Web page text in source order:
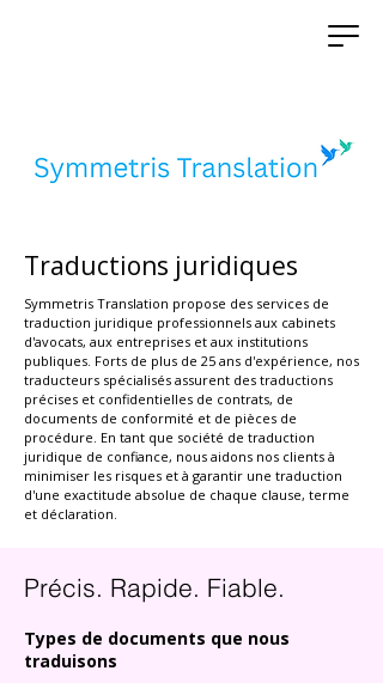
Traductions juridiques
Symmetris Translation propose des services de
traduction juridique professionnels aux cabinets
d'avocats, aux entreprises et aux institutions
publiques. Forts de plus de 25 ans d'expérience, nos
traducteurs spécialisés assurent des traductions
précises et confidentielles de contrats, de
documents de conformité et de pièces de
procédure. En tant que société de traduction
juridique de confiance, nous aidons nos clients à
minimiser les risques et à garantir une traduction
d'une exactitude absolue de chaque clause, terme
et déclaration.
Précis. Rapide. Fiable.
Types de documents que nous
traduisons